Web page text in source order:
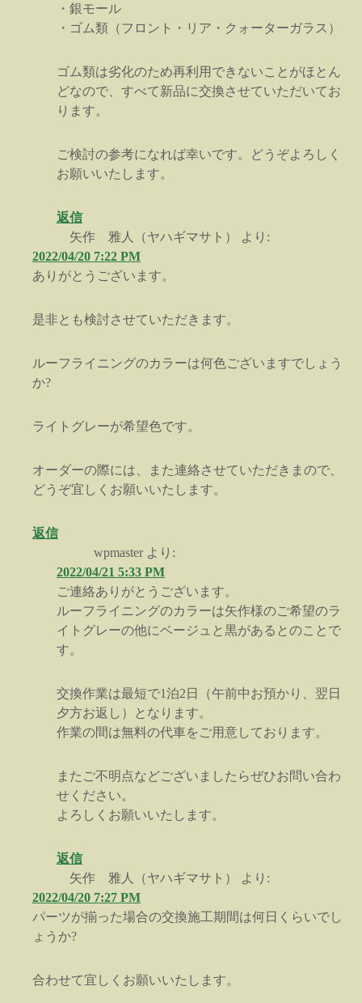
・銀モール
・ゴム類（フロント・リア・クォーターガラス）
ゴム類は劣化のため再利用できないことがほとん
どなので、すべて新品に交換させていただいてお
ります。
ご検討の参考になれば幸いです。どうぞよろしく
お願いいたします。
返信
矢作 雅人（ヤハギマサト）
より:
2022/04/20 7:22 PM
ありがとうございます。
是非とも検討させていただきます。
ルーフライニングのカラーは何色ございますでしょう
か?
ライトグレーが希望色です。
オーダーの際には、また連絡させていただきまので、
どうぞ宜しくお願いいたします。
返信
wpmaster より:
2022/04/21 5:33 PM
ご連絡ありがとうございます。
ルーフライニングのカラーは矢作様のご希望のラ
イトグレーの他にベージュと黒があるとのことで
す。
交換作業は最短で1泊2日（午前中お預かり、翌日
夕方お返し）となります。
作業の間は無料の代車をご用意しております。
またご不明点などございましたらぜひお問い合わ
せください。
よろしくお願いいたします。
返信
矢作 雅人（ヤハギマサト）
より:
2022/04/20 7:27 PM
パーツが揃った場合の交換施工期間は何日くらいでし
ょうか?
合わせて宜しくお願いいたします。